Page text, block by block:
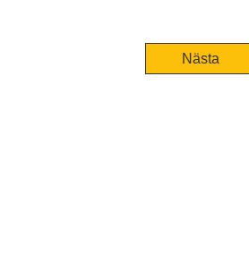
som på Adolph
Nästa